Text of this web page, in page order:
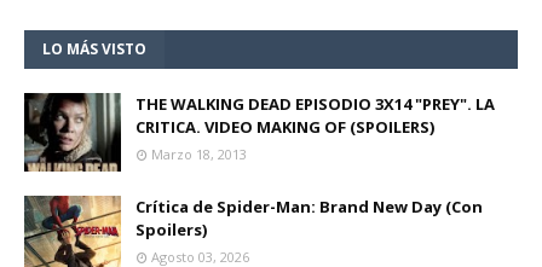
LO MÁS VISTO
THE WALKING DEAD EPISODIO 3X14 "PREY". LA
CRITICA. VIDEO MAKING OF (SPOILERS)
Marzo 18, 2013
Crítica de Spider-Man: Brand New Day (Con
Spoilers)
Agosto 03, 2026